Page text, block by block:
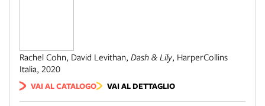
Rachel Cohn, David Levithan, Dash & Lily, HarperCollins
Italia, 2020
VAI AL CATALOGO VAI AL DETTAGLIO